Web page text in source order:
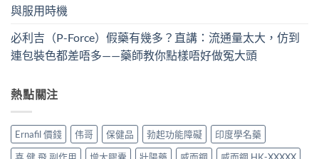
與服用時機
必利吉（P-Force）假藥有幾多？直講：流通量太大，仿到
連包裝色都差唔多——藥師教你點樣唔好做冤大頭
熱點關注
Ernafil 價錢 伟哥 保健品 勃起功能障礙
印度學名藥
喜 健 飛 副作用
增大膠囊 壯陽藥 威而鋼
威而鋼 HK-XXXXX